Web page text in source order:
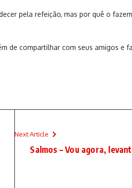
pela refeição, mas por quê o
de compartilhar com seus amigos e
Next Article
Salmos – Vou agora,